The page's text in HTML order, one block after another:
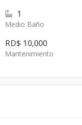
1
Medio Baño
RD$ 10,000
Mantenimiento